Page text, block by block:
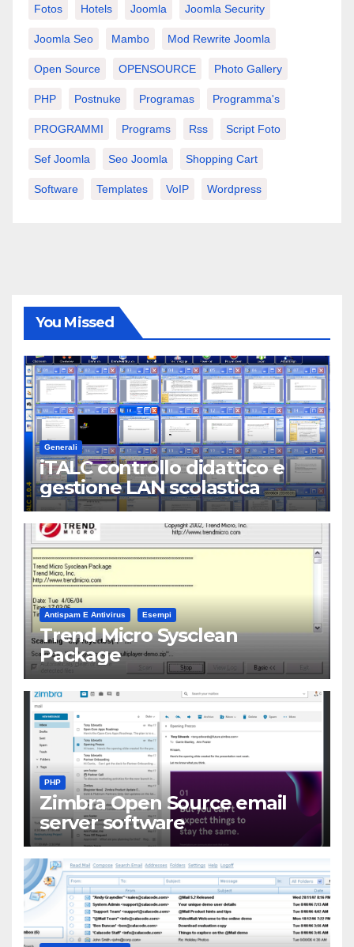
Fotos Hotels Joomla Joomla Security
Joomla Seo Mambo Mod Rewrite Joomla
Open Source OPENSOURCE Photo Gallery
PHP Postnuke Programas Programma's
PROGRAMMI Programs Rss Script Foto
Sef Joomla Seo Joomla Shopping Cart
Software Templates VoIP Wordpress
You Missed
Generali
iTALC controllo didattico e
gestione LAN scolastica
Antispam E Antivirus Esempi
Trend Micro Sysclean
Package
PHP
Zimbra Open Source email
server software